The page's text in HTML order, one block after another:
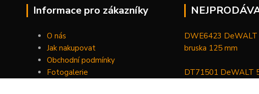
Informace pro zákazníky
O nás
Jak nakupovat
Obchodní podmínky
Fotogalerie
DWE6423 DeWALT
bruska 125 mm
DT71501 DeWALT